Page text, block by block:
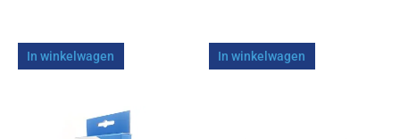
In winkelwagen In winkelwagen